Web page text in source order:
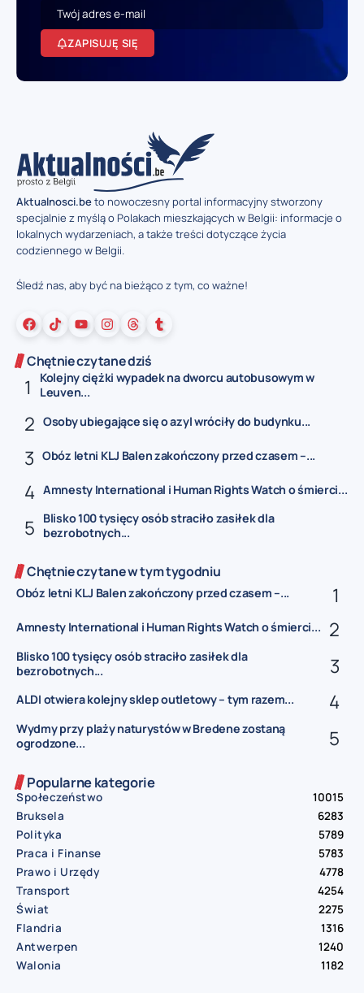
ZAPISUJĘ SIĘ
Aktualnosci.beto nowoczesny portal informacyjny stworzony
specjalnie z myślą o Polakach mieszkających w Belgii: informacje o
lokalnych wydarzeniach, a także treści dotyczące życia
codziennego w Belgii.
Śledź nas, aby być na bieżąco z tym, co ważne!
Chętnie czytane dziś
Kolejny ciężki wypadek na dworcu autobusowym w
Leuven...
Osoby ubiegające się o azyl wróciły do budynku...
Obóz letni KLJ Balen zakończony przed czasem –...
Amnesty International i Human Rights Watch o śmierci...
Blisko 100 tysięcy osób straciło zasiłek dla
bezrobotnych...
Chętnie czytane w tym tygodniu
Obóz letni KLJ Balen zakończony przed czasem –...
Amnesty International i Human Rights Watch o śmierci...
Blisko 100 tysięcy osób straciło zasiłek dla
bezrobotnych...
ALDI otwiera kolejny sklep outletowy – tym razem...
Wydmy przy plaży naturystów w Bredene zostaną
ogrodzone...
Popularne kategorie
Społeczeństwo
10015
Bruksela
6283
Polityka
5789
Praca i Finanse
5783
Prawo i Urzędy
4778
Transport
4254
Świat
2275
Flandria
1316
Antwerpen
1240
Walonia
1182